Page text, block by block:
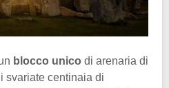
blocco unico di arenaria di
svariate centinaia di